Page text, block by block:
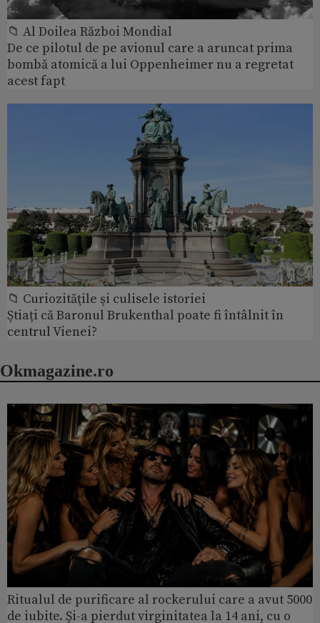
📁 Al Doilea Război Mondial
De ce pilotul de pe avionul care a aruncat prima
bombă atomică a lui Oppenheimer nu a regretat
acest fapt
📁 Curiozităţile şi culisele istoriei
Știați că Baronul Brukenthal poate fi întâlnit în
centrul Vienei?
Okmagazine.ro
Ritualul de purificare al rockerului care a avut 5000
de iubite. Și-a pierdut virginitatea la 14 ani, cu o